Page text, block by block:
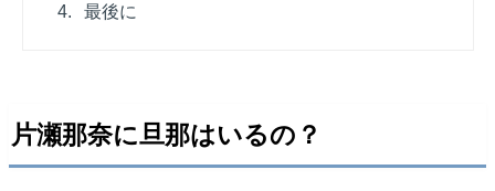
4. 最後に
片瀬那奈に旦那はいるの？